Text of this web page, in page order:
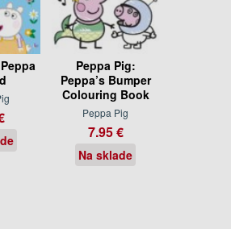
Peppa Pig:
Peppa’s Bumper
Colouring Book
Peppa Pig
7.95 €
Na sklade